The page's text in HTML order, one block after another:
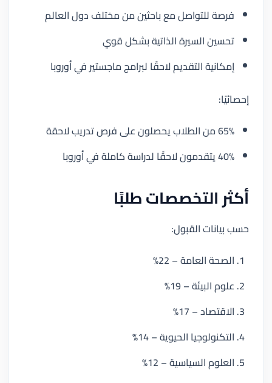
فرصة للتواصل مع باحثين من مختلف دول العالم
تحسين السيرة الذاتية بشكل قوي
إمكانية التقديم لاحقًا لبرامج ماجستير في أوروبا
إحصائيًا:
65% من الطلاب يحصلون على فرص تدريب لاحقة
40% يتقدمون لاحقًا لدراسة كاملة في أوروبا
أكثر التخصصات طلبًا
حسب بيانات القبول:
الصحة العامة – 22%
علوم البيئة – 19%
الاقتصاد – 17%
التكنولوجيا الحيوية – 14%
العلوم السياسية – 12%